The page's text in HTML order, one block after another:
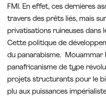
FMI. En effet, ces dernières
travers des prêts liés, mais
privatisations ruineuses dans
Cette politique de
du panarabisme. Mouammar
panafricanisme de type
projets structurants pour le
plu aux puissances